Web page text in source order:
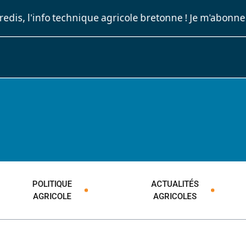
l'info technique agricole bretonne ! Je m'abonne
POLITIQUE
AGRICOLE
ACTUALITÉS
AGRICOLES